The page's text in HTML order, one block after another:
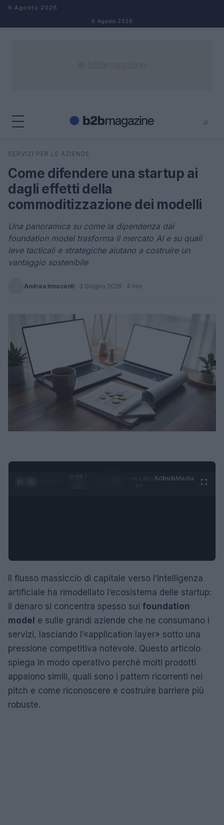
Salta al contenuto
6 Agosto 2026
6 Agosto 2026
⌕
Cerca
SERVIZI PER LE AZIENDE
Come difendere una startup ai
dagli effetti della
commoditizzazione dei modelli
Una panoramica su come la dipendenza dai
foundation model trasforma il mercato AI e su quali
leve tacticali e strategiche aiutano a costruire un
vantaggio sostenibile
Andrea Innocenti · 3 Giugno 2026 · 4 min
0:29 /
AdhubMedia
Il flusso massiccio di capitale verso l’intelligenza
artificiale ha rimodellato l’ecosistema delle startup:
il denaro si concentra spesso sui foundation
model e sulle grandi aziende che ne consumano i
servizi, lasciando l’«application layer» sotto una
pressione competitiva notevole. Questo articolo
spiega in modo operativo perché molti prodotti
appaiono simili, quali sono i pattern ricorrenti nei
pitch e come riconoscere e costruire barriere più
robuste.